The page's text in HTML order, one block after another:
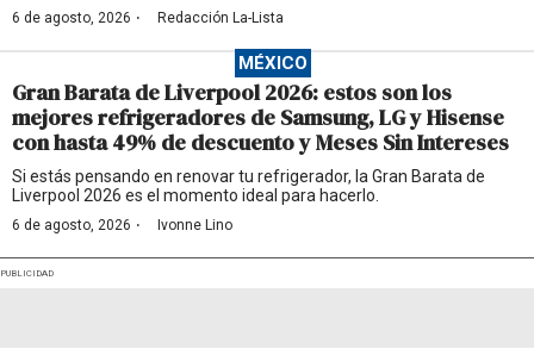
6 de agosto, 2026 · Redacción La-Lista
MÉXICO
Gran Barata de Liverpool 2026: estos son los
mejores refrigeradores de Samsung, LG y Hisense
con hasta 49% de descuento y Meses Sin Intereses
Si estás pensando en renovar tu refrigerador, la Gran Barata de
Liverpool 2026 es el momento ideal para hacerlo.
6 de agosto, 2026 · Ivonne Lino
PUBLICIDAD